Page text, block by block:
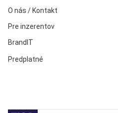
O nás / Kontakt
Pre inzerentov
BrandIT
Predplatné